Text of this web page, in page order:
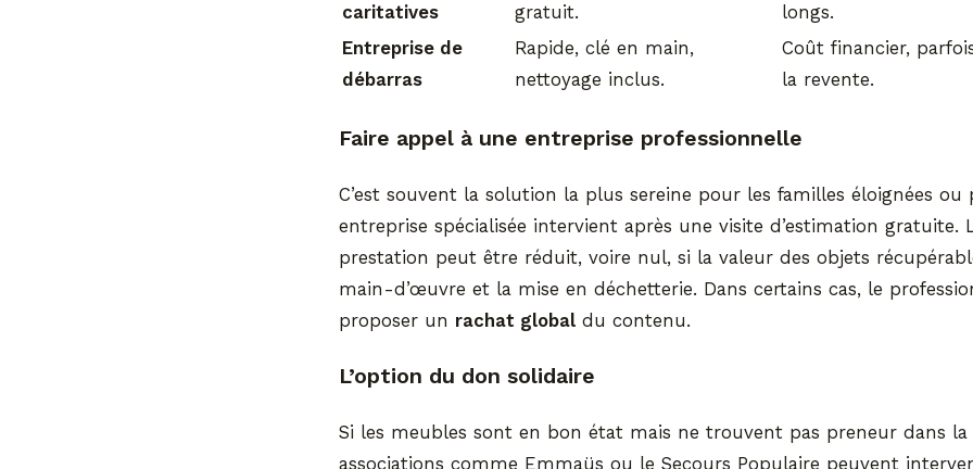
caritatives
gratuit.
longs.
Entreprise de
débarras
Rapide, clé en main,
nettoyage inclus.
Coût financier,
la revente.
Faire appel à une entreprise professionnelle
C’est souvent la solution la plus sereine pour les familles éloignées ou
entreprise spécialisée intervient après une visite d’estimation gratuite.
prestation peut être réduit, voire nul, si la valeur des objets
main-d’œuvre et la mise en déchetterie. Dans certains cas, le
proposer un rachat global du contenu.
L’option du don solidaire
Si les meubles sont en bon état mais ne trouvent pas preneur dans la
associations comme Emmaüs ou le Secours Populaire peuvent